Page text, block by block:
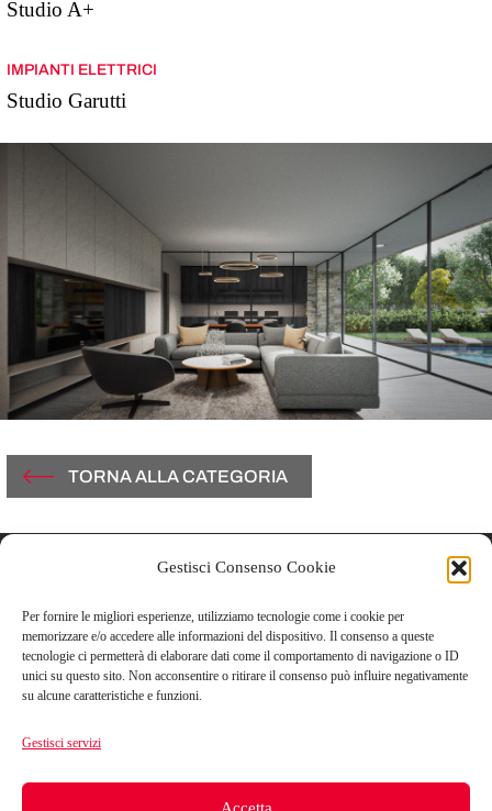
Gestisci Consenso Cookie
Per fornire le migliori esperienze, utilizziamo tecnologie come i cookie per
memorizzare e/o accedere alle informazioni del dispositivo. Il consenso a queste
tecnologie ci permetterà di elaborare dati come il comportamento di navigazione o ID
unici su questo sito. Non acconsentire o ritirare il consenso può influire negativamente
su alcune caratteristiche e funzioni.
Gestisci servizi
Accetta
Studio A+
IMPIANTI ELETTRICI
Studio Garutti
TORNA ALLA CATEGORIA
Vicolo Del Carmine, 3
43121 Parma, Italy
F +39.0521.1813182